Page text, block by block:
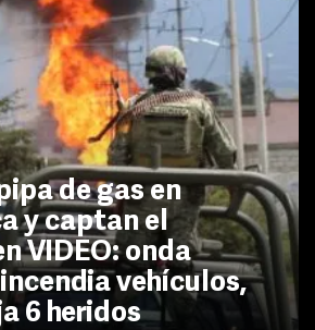
de gas en
y captan el
VIDEO: onda
vehículos,
6 heridos